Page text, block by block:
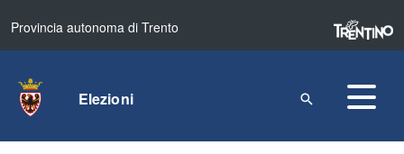
Provincia autonoma di Trento
Elezioni